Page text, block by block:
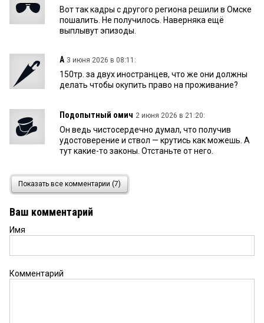
Вот так кадры с другого региона решили в Омске
пошалить. Не получилось. Наверняка ещё
выплывут эпизоды.
А 3 июня 2026 в 08:11:
150тр. за двух иностранцев, что же они должны
делать чтобы окупить право на проживание?
Подопытный омич 2 июня 2026 в 21:20:
Он ведь чистосердечно думал, что получив
удостоверение и ствол — крутись как можешь. А
тут какие-то законы. Отстаньте от него.
вася 2 июня 2026 в 20:29:
скоро шаурмой будут брать
55 2 июня 2026 в 17:47:
Показать все комментарии (7)
Ваш комментарий
Имя
Комментарий